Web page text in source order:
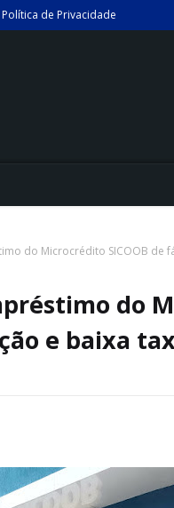
Política de Privacidade
do Microcrédito SICOOB de
do
e baixa